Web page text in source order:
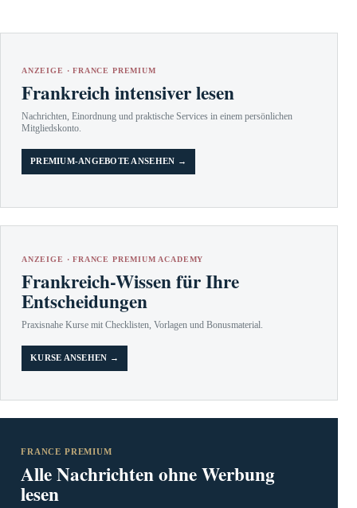
ANZEIGE · FRANCE PREMIUM
Frankreich intensiver lesen
Nachrichten, Einordnung und praktische Services in einem persönlichen
Mitgliedskonto.
PREMIUM-ANGEBOTE ANSEHEN →
ANZEIGE · FRANCE PREMIUM ACADEMY
Frankreich-Wissen für Ihre
Entscheidungen
Praxisnahe Kurse mit Checklisten, Vorlagen und Bonusmaterial.
KURSE ANSEHEN →
FRANCE PREMIUM
Alle Nachrichten ohne Werbung
lesen